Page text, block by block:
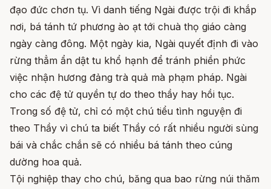
đạo đức chơn tụ. Vì danh tiếng Ngài được trội đi khắp
nơi, bá tánh tứ phương ào ạt tới chuà thọ giáo càng
ngày càng đông. Một ngày kia, Ngài quyết định đi vào
rừng thẳm ẩn dật tu khổ hạnh để tránh phiền phức
việc nhận hương đảng trà quả mà phạm pháp. Ngài
cho các đệ tử quyền tự do theo thầy hay hồi tục.
Trong số đệ tử, chỉ có một chú tiểu tình nguyện đi
theo Thầy vì chú ta biết Thầy có rất nhiều người sùng
bái và chắc chắn sẽ có nhiều bá tánh theo cúng
dường hoa quả.
Tội nghiệp thay cho chú, băng qua bao rừng núi thăm